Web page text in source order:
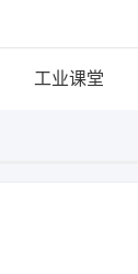
工业课堂